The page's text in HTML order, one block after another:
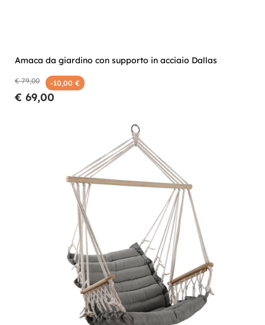
Amaca da giardino con supporto in acciaio Dallas
€ 79,00 -10,00 €
€ 69,00